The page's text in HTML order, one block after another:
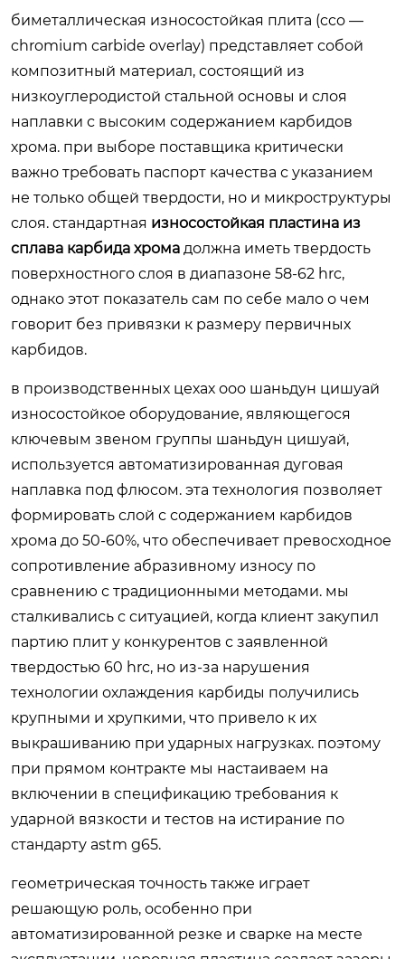
биметаллическая износостойкая плита (cco —
chromium carbide overlay) представляет собой
композитный материал, состоящий из
низкоуглеродистой стальной основы и слоя
наплавки с высоким содержанием карбидов
хрома. при выборе поставщика критически
важно требовать паспорт качества с указанием
не только общей твердости, но и микроструктуры
слоя. стандартная износостойкая пластина из
сплава карбида хрома должна иметь твердость
поверхностного слоя в диапазоне 58-62 hrc,
однако этот показатель сам по себе мало о чем
говорит без привязки к размеру первичных
карбидов.
в производственных цехах ооо шаньдун цишуай
износостойкое оборудование, являющегося
ключевым звеном группы шаньдун цишуай,
используется автоматизированная дуговая
наплавка под флюсом. эта технология позволяет
формировать слой с содержанием карбидов
хрома до 50-60%, что обеспечивает превосходное
сопротивление абразивному износу по
сравнению с традиционными методами. мы
сталкивались с ситуацией, когда клиент закупил
партию плит у конкурентов с заявленной
твердостью 60 hrc, но из-за нарушения
технологии охлаждения карбиды получились
крупными и хрупкими, что привело к их
выкрашиванию при ударных нагрузках. поэтому
при прямом контракте мы настаиваем на
включении в спецификацию требования к
ударной вязкости и тестов на истирание по
стандарту astm g65.
геометрическая точность также играет
решающую роль, особенно при
автоматизированной резке и сварке на месте